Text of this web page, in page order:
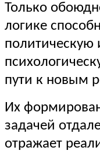
Только
логике
политическую
пути к новым
Их
задачей
отражает